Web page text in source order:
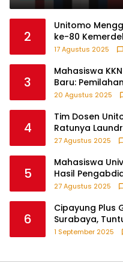
Pribadi di
2
Unitomo
ke-80
17 Agustus 2025
3
Mahasiswa
Baru:
Anak-anak
20 Agustus 2025
4
Tim Dosen
Ratunya
Berbasis
27 Agustus 2025
5
Mahasiswa
Hasil
Krejengan,
27 Agustus 2025
6
Cipayung Plus
Surabaya,
Pengemudi Ojek Online dan Tindakan Represif
1 September 2025